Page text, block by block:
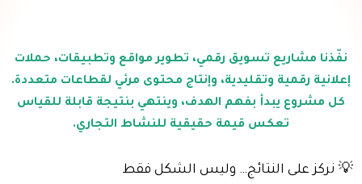
نفّذنا مشاريع تسويق رقمي، تطوير مواقع وتطبيقات، حملات
إعلانية رقمية وتقليدية، وإنتاج محتوى مرئي لقطاعات متعددة.
كل مشروع يبدأ بفهم الهدف، وينتهي بنتيجة قابلة للقياس
تعكس قيمة حقيقية للنشاط التجاري.
💡 نركز على النتائج… وليس الشكل فقط